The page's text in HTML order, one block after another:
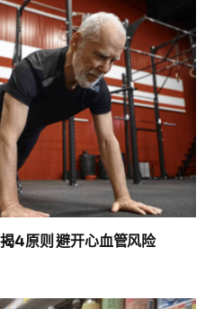
4原则 避开心血管风险